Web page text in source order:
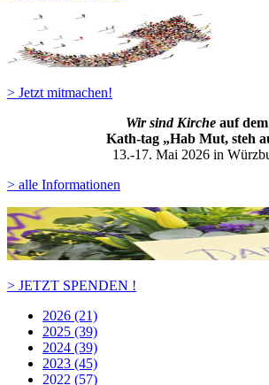
> Jetzt mitmachen!
Wir sind Kirche auf dem
Kath-tag „Hab Mut, steh
13.-17. Mai 2026 in
> alle Informationen
> JETZT SPENDEN !
2026 (21)
2025 (39)
2024 (39)
2023 (45)
2022 (57)